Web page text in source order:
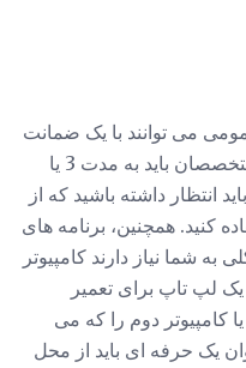
می توانند با یک ضمانت
استاندارد سازنده 1 ساله کار کنند، متخصصان باید به مدت 3 یا
انتظار داشته باشید که از
کنید. همچنین، برنامه های
شما نیاز دارند کامپیوتر
یک لپ تاپ برای تعمیر
کامپیوتر دوم را که می
یک حرفه ای باید از محل